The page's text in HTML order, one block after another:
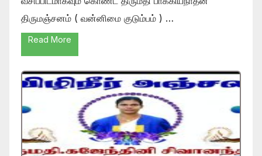
திருமஞ்சனம் ( வன்னிமை குடும்பம் ) …
Read More